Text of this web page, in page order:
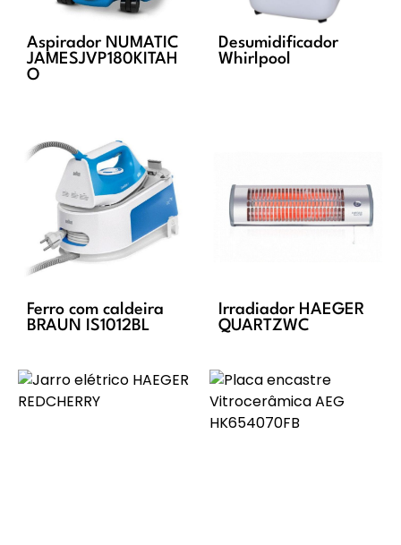
Aspirador NUMATIC
JAMESJVP180KITAH
O
Desumidificador
Whirlpool
Ferro com caldeira
BRAUN IS1012BL
Irradiador HAEGER
QUARTZWC